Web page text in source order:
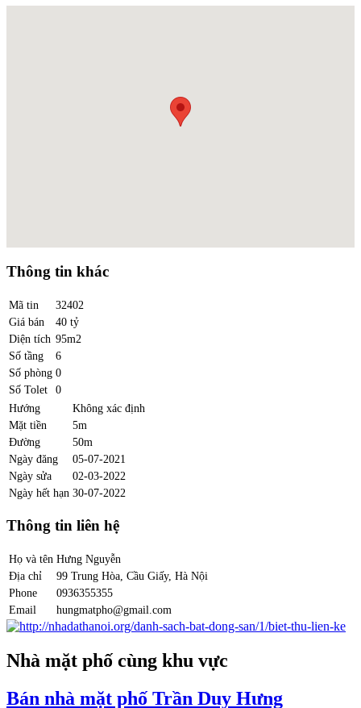
Thông tin khác
Mã tin
32402
Giá bán
40 tỷ
Diện tích 95m2
Số tầng
6
Số phòng 0
Số Tolet
0
Hướng
Không xác định
Mặt tiền
5m
Đường
50m
Ngày đăng
05-07-2021
Ngày sửa
02-03-2022
Ngày hết hạn 30-07-2022
Thông tin liên hệ
Họ và tên Hưng Nguyễn
Địa chỉ
99 Trung Hòa, Cầu Giấy, Hà Nội
Phone
0936355355
Email
hungmatpho@gmail.com
Nhà mặt phố cùng khu vực
Bán nhà mặt phố Trần Duy Hưng